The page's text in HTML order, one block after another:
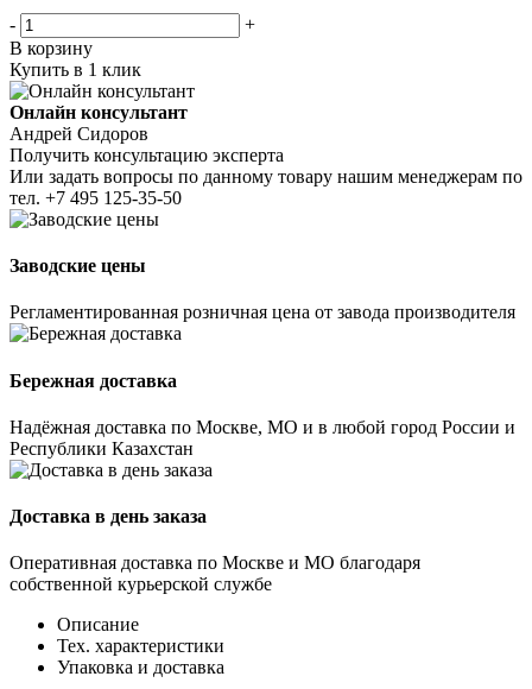
-
+
В корзину
Купить в 1 клик
Онлайн консультант
Андрей Сидоров
Получить консультацию эксперта
Или задать вопросы по данному товару нашим менеджерам по
тел. +7 495 125-35-50
Заводские цены
Регламентированная розничная цена от завода производителя
Бережная доставка
Надёжная доставка по Москве, МО и в любой город России и
Республики Казахстан
Доставка в день заказа
Оперативная доставка по Москве и МО благодаря
собственной курьерской службе
Описание
Тех. характеристики
Упаковка и доставка